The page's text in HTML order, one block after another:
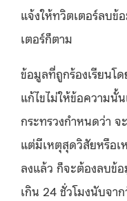
แจ้งให้ทวิตเตอร์ลบข้
เตอร์ก็ตาม
ข้อมูลที่ถูกร้องเรียนโ
แก้ไขไม่ให้ข้อความนั้
กระทรวงกำหนดว่า จ
แต่มีเหตุสุดวิสัยหรือ
ลงแล้ว ก็จะต้องลบข้
เกิน 24 ชั่วโมงนับจา